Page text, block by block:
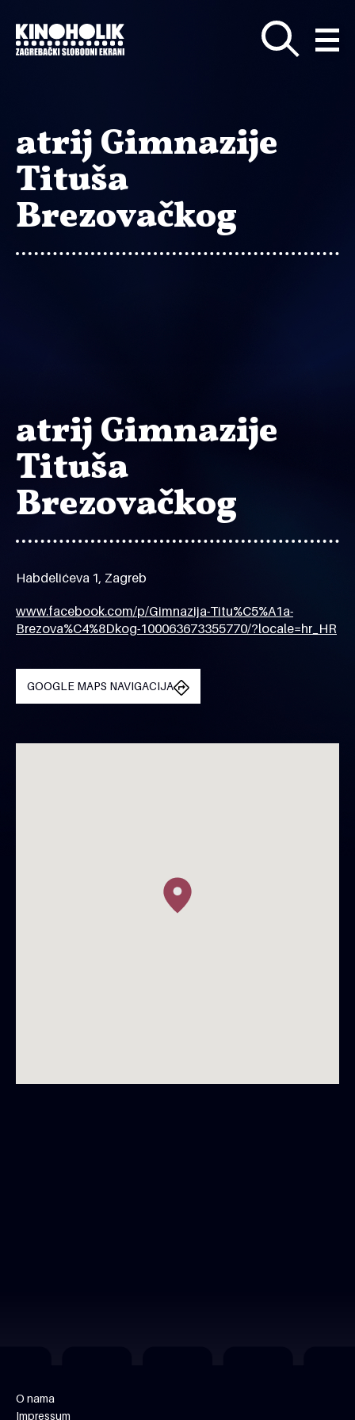
glavni
sadržaj
atrij Gimnazije
Tituša
Brezovačkog
atrij Gimnazije
Tituša
Brezovačkog
Habdelićeva 1, Zagreb
www.facebook.com/p/Gimnazija-Titu%C5%A1a-
Brezova%C4%8Dkog-100063673355770/?locale=hr_HR
GOOGLE MAPS NAVIGACIJA
O nama
Impressum